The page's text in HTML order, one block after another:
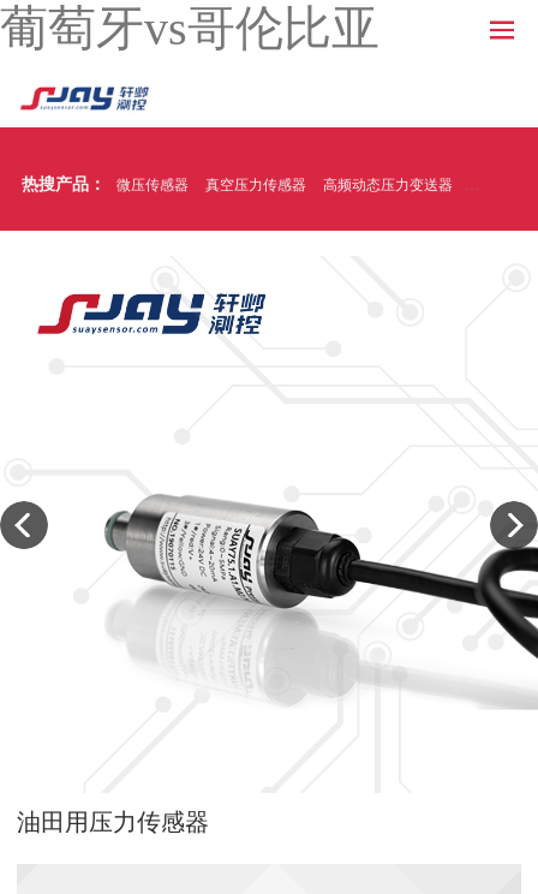
葡萄牙vs哥伦比亚
热搜产品： 微压传感器 真空压力传感器 高频动态压力变送器 温压一体
油田用压力传感器